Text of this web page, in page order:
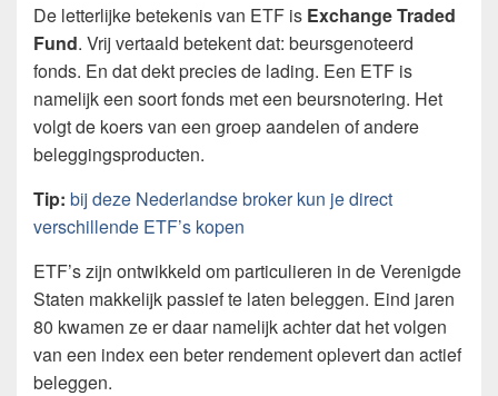
De letterlijke betekenis van ETF is Exchange Traded
Fund. Vrij vertaald betekent dat: beursgenoteerd
fonds. En dat dekt precies de lading. Een ETF is
namelijk een soort fonds met een beursnotering. Het
volgt de koers van een groep aandelen of andere
beleggingsproducten.
Tip: bij deze Nederlandse broker kun je direct
verschillende ETF’s kopen
ETF’s zijn ontwikkeld om particulieren in de Verenigde
Staten makkelijk passief te laten beleggen. Eind jaren
80 kwamen ze er daar namelijk achter dat het volgen
van een index een beter rendement oplevert dan actief
beleggen.